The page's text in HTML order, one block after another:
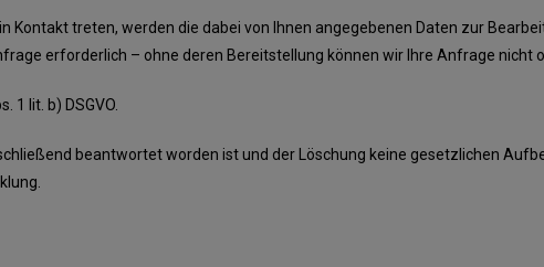
Kontakt treten, werden die dabei von Ihnen angegebenen Daten zur
erforderlich – ohne deren Bereitstellung können wir Ihre Anfrage nicht
1 lit. b) DSGVO.
beantwortet worden ist und der Löschung keine gesetzlichen